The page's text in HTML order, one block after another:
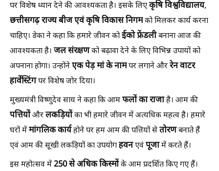
पर विशेष ध्यान देने की आवश्यकता है। इसके लिएकृषि विश्वविद्यालय,
छत्तीसगढ़ राज्य बीज एवं कृषि विकास निगमको मिलकर कार्य करना
चाहिए। डेका ने कहा कि हमारे जीवन कोईको फ्रेंडलीबनाना आज की
आवश्यकता है। जल संरक्षणको बढ़ावा देने के लिए विभिन्न उपायों को
अपनाना होगा। उन्होंनेएक पेड़ मां के नामपर लगाने औररेन वाटर
हार्वेस्टिंगपर विशेष जोर दिया।
मुख्यमंत्री विष्णुदेव साय ने कहा कि आमफलों का राजाहै। आम की
पत्तियोंऔरलकड़ियोंका भी हमारे जीवन में अत्यधिक महत्व है। हमारे
घरों मेंमांगलिक कार्यहोने पर हम आम की पत्तियों सेतोरणबनाते हैं
एवं आम की सूखी लकड़ियों का उपयोगहवनएवंपूजामें करते हैं।
इस महोत्सव में250 से अधिक किस्मोंके आम प्रदर्शित किए गए हैं।